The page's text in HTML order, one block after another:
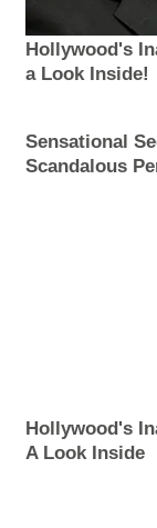
Hollywood's
a Look Inside!
Sensational
Scandalous
Hollywood's
A Look Inside